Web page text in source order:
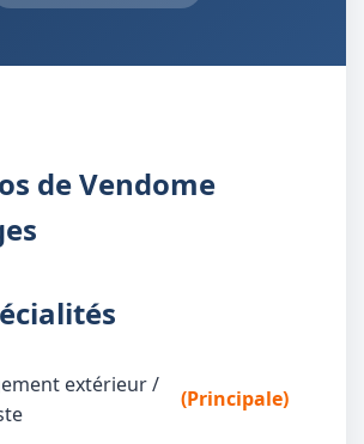
de Vendome
extérieur /
(Principale)